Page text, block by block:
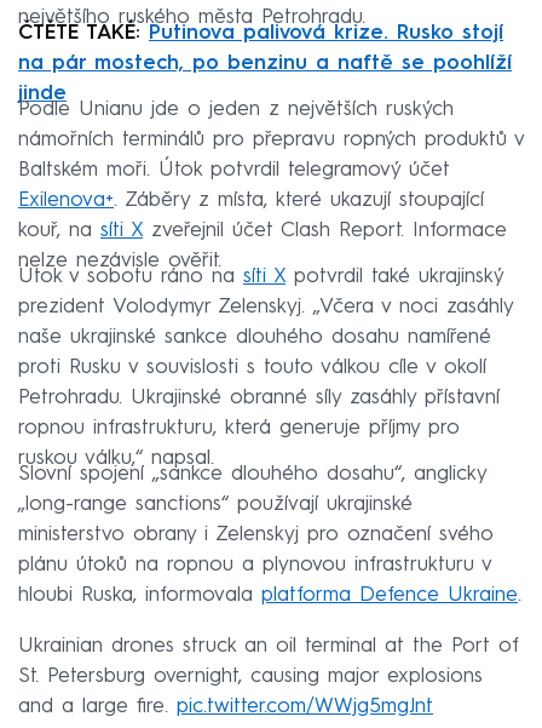
největšího ruského města Petrohradu.
ČTĚTE TAKÉ:
Putinova palivová krize. Rusko stojí
na pár mostech, po benzinu a naftě se poohlíží
jinde
Podle Unianu jde o jeden z největších ruských
námořních terminálů pro přepravu ropných produktů v
Baltském moři. Útok potvrdil telegramový účet
Exilenova+. Záběry z místa, které ukazují stoupající
kouř, na síti X zveřejnil účet Clash Report. Informace
nelze nezávisle ověřit.
Útok v sobotu ráno na síti X potvrdil také ukrajinský
prezident Volodymyr Zelenskyj. „Včera v noci zasáhly
naše ukrajinské sankce dlouhého dosahu namířené
proti Rusku v souvislosti s touto válkou cíle v okolí
Petrohradu. Ukrajinské obranné síly zasáhly přístavní
ropnou infrastrukturu, která generuje příjmy pro
ruskou válku,“ napsal.
Slovní spojení „sankce dlouhého dosahu“, anglicky
„long-range sanctions“ používají ukrajinské
ministerstvo obrany i Zelenskyj pro označení svého
plánu útoků na ropnou a plynovou infrastrukturu v
hloubi Ruska, informovala platforma Defence Ukraine.
Ukrainian drones struck an oil terminal at the Port of
St. Petersburg overnight, causing major explosions
and a large fire. pic.twitter.com/WWjg5mgJnt